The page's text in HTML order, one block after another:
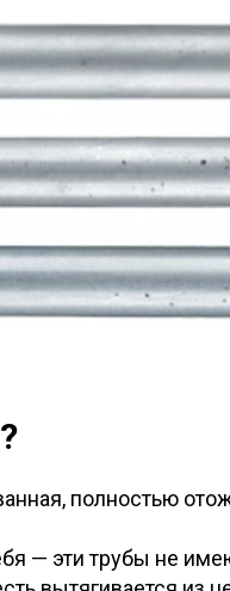
полностью
— эти трубы не